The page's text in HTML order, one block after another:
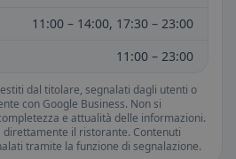
11:00 – 14:00, 17:30 – 23:00
11:00 – 23:00
dal titolare, segnalati dagli utenti o
con Google Business. Non si
e attualità delle informazioni.
il ristorante. Contenuti
tramite la funzione di segnalazione.